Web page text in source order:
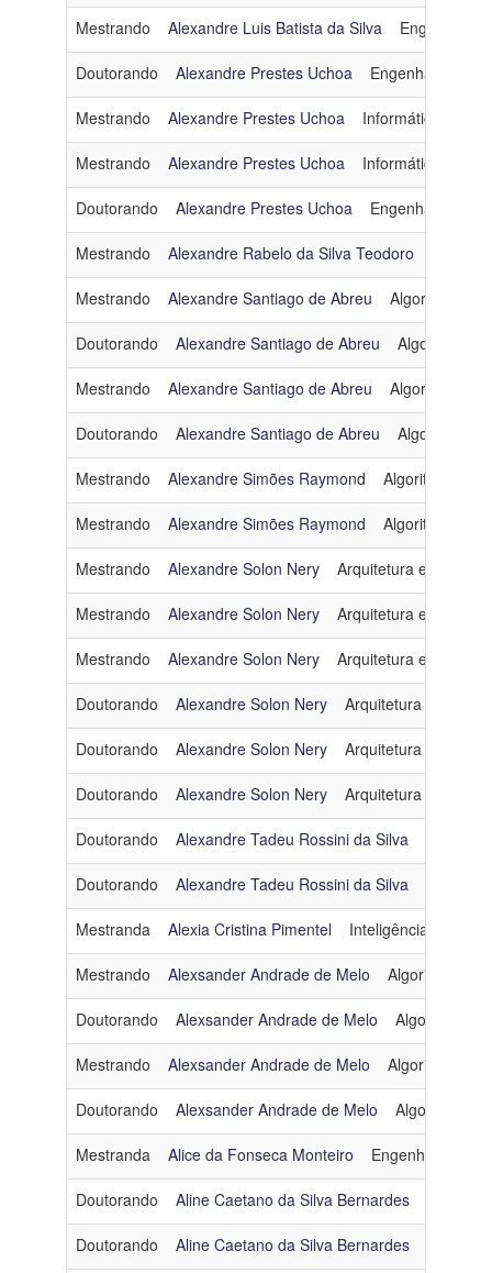
Mestrando Alexandre Luis Batista da Silva Engenharia
Doutorando Alexandre Prestes Uchoa Engenharia de
Mestrando Alexandre Prestes Uchoa Informática e
Mestrando Alexandre Prestes Uchoa Informática e
Doutorando Alexandre Prestes Uchoa Engenharia de
Mestrando Alexandre Rabelo da Silva Teodoro
Mestrando Alexandre Santiago de Abreu Algoritmos e
Doutorando Alexandre Santiago de Abreu Algoritmos e
Mestrando Alexandre Santiago de Abreu Algoritmos e
Doutorando Alexandre Santiago de Abreu Algoritmos e
Mestrando Alexandre Simões Raymond Algoritmos e
Mestrando Alexandre Simões Raymond Algoritmos e
Mestrando Alexandre Solon Nery Arquitetura e
Mestrando Alexandre Solon Nery Arquitetura e
Mestrando Alexandre Solon Nery Arquitetura e
Doutorando Alexandre Solon Nery Arquitetura e
Doutorando Alexandre Solon Nery Arquitetura e
Doutorando Alexandre Solon Nery Arquitetura e
Doutorando Alexandre Tadeu Rossini da Silva
Doutorando Alexandre Tadeu Rossini da Silva
Mestranda Alexia Cristina Pimentel Inteligência Artificial
Mestrando Alexsander Andrade de Melo Algoritmos e
Doutorando Alexsander Andrade de Melo Algoritmos e
Mestrando Alexsander Andrade de Melo Algoritmos e
Doutorando Alexsander Andrade de Melo Algoritmos e
Mestranda Alice da Fonseca Monteiro Engenharia de
Doutorando Aline Caetano da Silva Bernardes
Doutorando Aline Caetano da Silva Bernardes